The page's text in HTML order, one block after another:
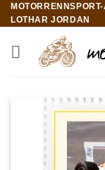
Zum
InhaltLOTHAR JORDAN